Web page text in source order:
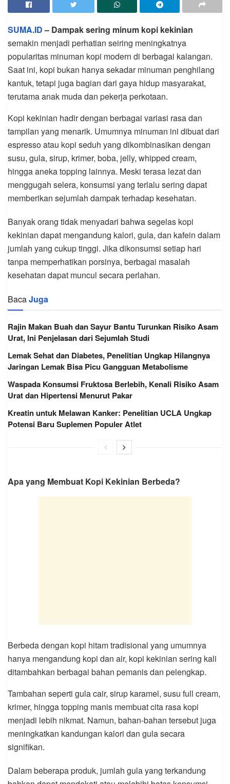
SUMA.ID– Dampak sering minum kopi kekinian
semakin menjadi perhatian seiring meningkatnya
popularitas minuman kopi modern di berbagai kalangan.
Saat ini, kopi bukan hanya sekadar minuman penghilang
kantuk, tetapi juga bagian dari gaya hidup masyarakat,
terutama anak muda dan pekerja perkotaan.
Kopi kekinian hadir dengan berbagai variasi rasa dan
tampilan yang menarik. Umumnya minuman ini dibuat dari
espresso atau kopi seduh yang dikombinasikan dengan
susu, gula, sirup, krimer, boba, jelly, whipped cream,
hingga aneka topping lainnya. Meski terasa lezat dan
menggugah selera, konsumsi yang terlalu sering dapat
memberikan sejumlah dampak terhadap kesehatan.
Banyak orang tidak menyadari bahwa segelas kopi
kekinian dapat mengandung kalori, gula, dan kafein dalam
jumlah yang cukup tinggi. Jika dikonsumsi setiap hari
tanpa memperhatikan porsinya, berbagai masalah
kesehatan dapat muncul secara perlahan.
BacaJuga
Rajin Makan Buah dan Sayur Bantu Turunkan Risiko Asam
Urat, Ini Penjelasan dari Sejumlah Studi
Lemak Sehat dan Diabetes, Penelitian Ungkap Hilangnya
Jaringan Lemak Bisa Picu Gangguan Metabolisme
Waspada Konsumsi Fruktosa Berlebih, Kenali Risiko Asam
Urat dan Hipertensi Menurut Pakar
Kreatin untuk Melawan Kanker: Penelitian UCLA Ungkap
Potensi Baru Suplemen Populer Atlet
Apa yang Membuat Kopi Kekinian Berbeda?
Berbeda dengan kopi hitam tradisional yang umumnya
hanya mengandung kopi dan air, kopi kekinian sering kali
ditambahkan berbagai bahan pemanis dan pelengkap.
Tambahan seperti gula cair, sirup karamel, susu full cream,
krimer, hingga topping manis membuat cita rasa kopi
menjadi lebih nikmat. Namun, bahan-bahan tersebut juga
meningkatkan kandungan kalori dan gula secara
signifikan.
Dalam beberapa produk, jumlah gula yang terkandung